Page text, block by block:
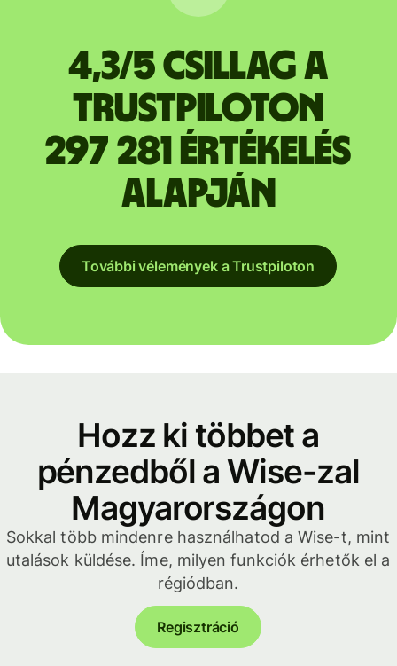
4,3/5 csillag a
Trustpiloton
297 281 értékelés
alapján
További vélemények a Trustpiloton
Hozz ki többet a
pénzedből a Wise-zal
Magyarországon
Sokkal több mindenre használhatod a Wise-t, mint
utalások küldése. Íme, milyen funkciók érhetők el a
régiódban.
Regisztráció